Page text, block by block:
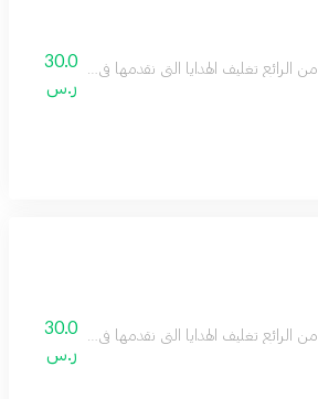
من الرائع تغليف الهدايا التي نقدمها في حياتنا ...
30.0
ر.س
من الرائع تغليف الهدايا التي نقدمها في حياتنا ...
30.0
ر.س